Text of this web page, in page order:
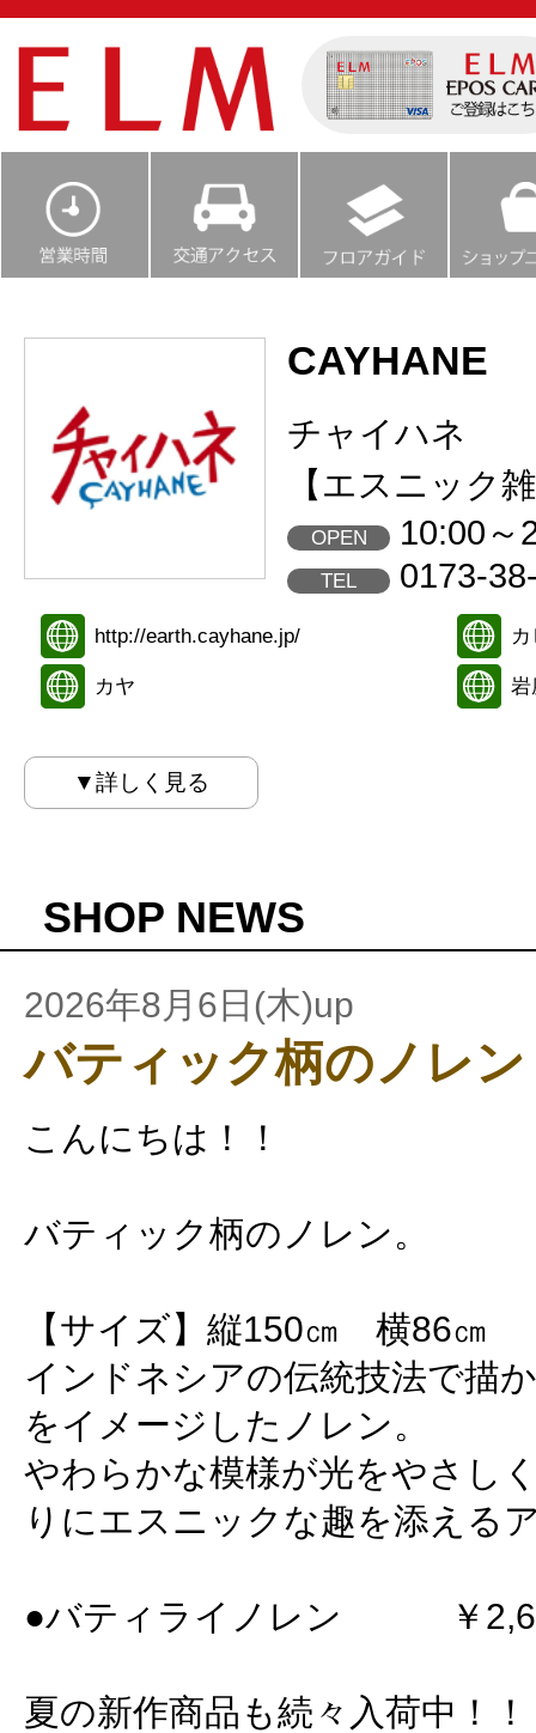
CAYHANE
チャイハネ
【エスニック
OPEN 10:00～
TEL 0173-
http://earth.cayhane.jp/
カヤ 岩
▼詳しく見る
SHOP NEWS
2026年8月6日(木)up
バティック柄のノレン
こんにちは！！
バティック柄のノレン。
【サイズ】縦150㎝ 横86㎝
インドネシアの伝統技法で描
をイメージしたノレン。
やわらかな模様が光をやさし
りにエスニックな趣を添える
●バティライノレン ￥
夏の新作商品も続々入荷中！！